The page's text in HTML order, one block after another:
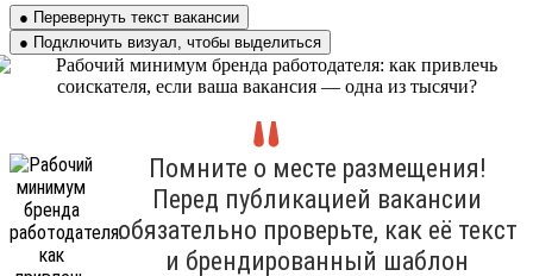
● Перевернуть текст вакансии
● Подключить визуал, чтобы выделиться
Помните о месте размещения!
Перед публикацией вакансии
обязательно проверьте, как её текст
и брендированный шаблон